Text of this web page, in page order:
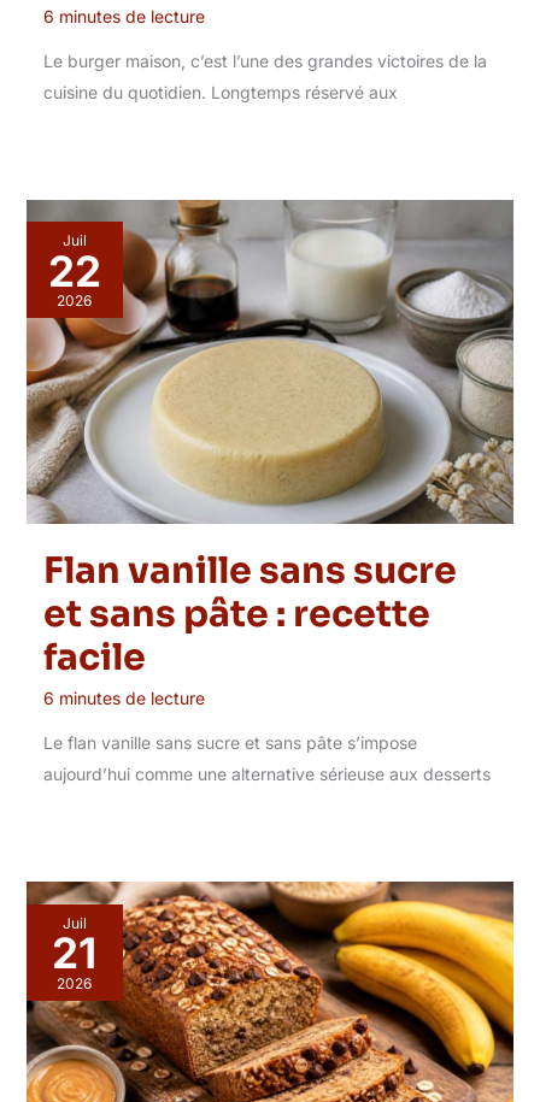
6 minutes de lecture
Le burger maison, c’est l’une des grandes victoires de la
cuisine du quotidien. Longtemps réservé aux
Juil
22
2026
Flan vanille sans sucre
et sans pâte : recette
facile
6 minutes de lecture
Le flan vanille sans sucre et sans pâte s’impose
aujourd’hui comme une alternative sérieuse aux desserts
Juil
21
2026